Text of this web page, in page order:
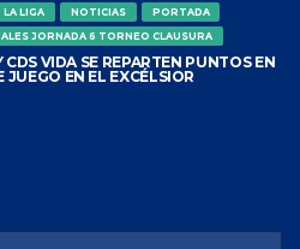
LA LIGA NOTICIAS
PORTADA
JORNADA 6 TORNEO CLAUSURA
CDS VIDA SE REPARTEN PUNTOS EN
EN EL EXCÉLSIOR